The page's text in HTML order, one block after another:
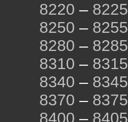
8220 – 8225
8250 – 8255
8280 – 8285
8310 – 8315
8340 – 8345
8370 – 8375
8400 – 8405